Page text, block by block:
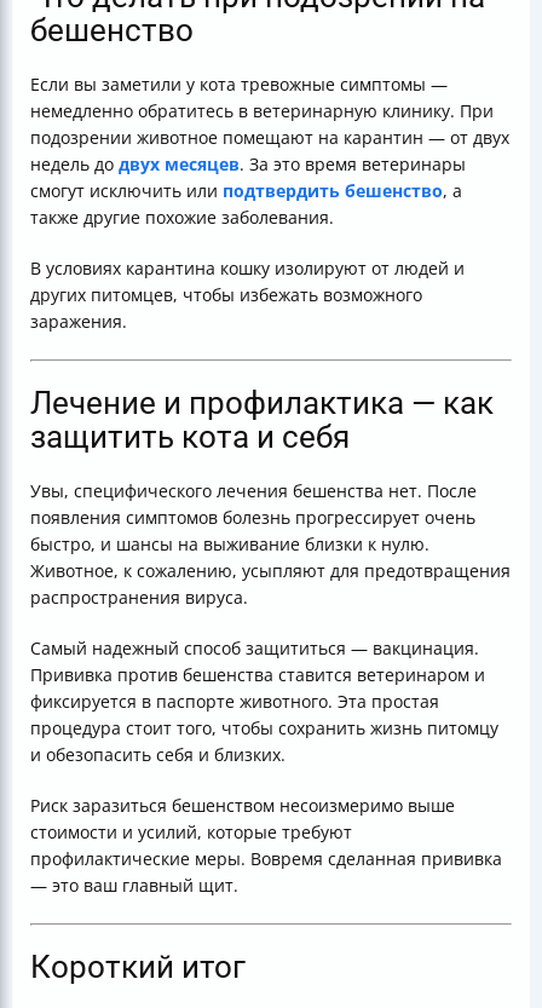
бешенство
Если вы заметили у кота тревожные симптомы —
немедленно обратитесь в ветеринарную клинику. При
подозрении животное помещают на карантин — от двух
недель до двух месяцев. За это время ветеринары
смогут исключить или подтвердить бешенство, а
также другие похожие заболевания.
В условиях карантина кошку изолируют от людей и
других питомцев, чтобы избежать возможного
заражения.
Лечение и профилактика — как
защитить кота и себя
Увы, специфического лечения бешенства нет. После
появления симптомов болезнь прогрессирует очень
быстро, и шансы на выживание близки к нулю.
Животное, к сожалению, усыпляют для предотвращения
распространения вируса.
Самый надежный способ защититься — вакцинация.
Прививка против бешенства ставится ветеринаром и
фиксируется в паспорте животного. Эта простая
процедура стоит того, чтобы сохранить жизнь питомцу
и обезопасить себя и близких.
Риск заразиться бешенством несоизмеримо выше
стоимости и усилий, которые требуют
профилактические меры. Вовремя сделанная прививка
— это ваш главный щит.
Короткий итог